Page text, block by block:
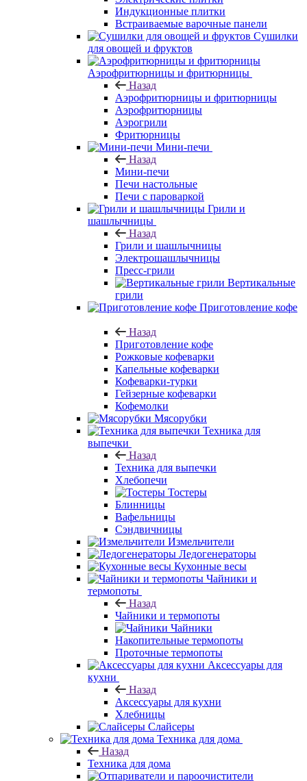
Индукционные плитки
Встраиваемые варочные панели
Сушилки
для овощей и фруктов
Аэрофритюрницы и фритюрницы
Назад
Аэрофритюрницы и фритюрницы
Аэрофритюрницы
Аэрогрили
Фритюрницы
Мини-печи
Назад
Мини-печи
Печи настольные
Печи с пароваркой
Грили и
шашлычницы
Назад
Грили и шашлычницы
Электрошашлычницы
Пресс-грили
Вертикальные
грили
Приготовление кофе
Назад
Приготовление кофе
Рожковые кофеварки
Капельные кофеварки
Кофеварки-турки
Гейзерные кофеварки
Кофемолки
Мясорубки
Техника для
выпечки
Назад
Техника для выпечки
Хлебопечи
Тостеры
Блинницы
Вафельницы
Сэндвичницы
Измельчители
Ледогенераторы
Кухонные весы
Чайники и
термопоты
Назад
Чайники и термопоты
Чайники
Накопительные термопоты
Проточные термопоты
Аксессуары для
кухни
Назад
Аксессуары для кухни
Хлебницы
Слайсеры
Техника для дома
Назад
Техника для дома